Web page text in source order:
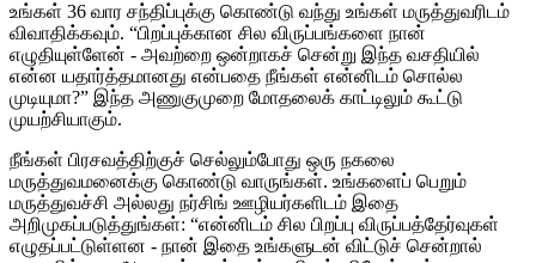
உங்கள் 36 வார சந்திப்புக்கு கொண்டு வந்து உங்கள் மருத்துவரிடம்
விவாதிக்கவும். “பிறப்புக்கான சில விருப்பங்களை நான்
எழுதியுள்ளேன் - அவற்றை ஒன்றாகச் சென்று இந்த வசதியில்
என்ன யதார்த்தமானது என்பதை நீங்கள் என்னிடம் சொல்ல
முடியுமா?” இந்த அணுகுமுறை மோதலைக் காட்டிலும் கூட்டு
முயற்சியாகும்.
நீங்கள் பிரசவத்திற்குச் செல்லும்போது ஒரு நகலை
மருத்துவமனைக்கு கொண்டு வாருங்கள். உங்களைப் பெறும்
மருத்துவச்சி அல்லது நர்சிங் ஊழியர்களிடம் இதை
அறிமுகப்படுத்துங்கள்: “என்னிடம் சில பிறப்பு விருப்பத்தேர்வுகள்
எழுதப்பட்டுள்ளன - நான் இதை உங்களுடன் விட்டுச் சென்றால்